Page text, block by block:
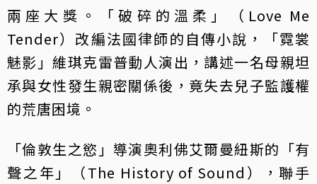
兩座大獎。「破碎的溫柔」（Love Me
Tender）改編法國律師的自傳小說，「霓裳
魅影」維琪克雷普動人演出，講述一名母親坦
承與女性發生親密關係後，竟失去兒子監護權
的荒唐困境。
「倫敦生之慾」導演奧利佛艾爾曼紐斯的「有
聲之年」（The History of Sound），聯手